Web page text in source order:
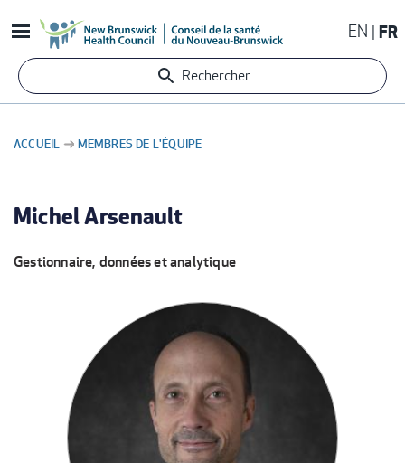
au
contenu
principal
EN FR
Rechercher
D'ARIANE
ACCUEIL MEMBRES DE L'ÉQUIPE
Michel Arsenault
Gestionnaire, données et analytique